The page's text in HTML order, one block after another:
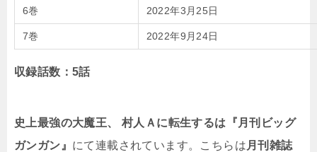
6巻 2022年3月25日
7巻 2022年9月24日
収録話数：5話
史上最強の大魔王、 村人Ａに転生するは『月刊ビッグ
ガンガン』 にて連載されています。こちらは 月刊雑誌